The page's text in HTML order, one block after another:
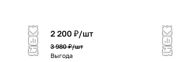
2 200 ₽/шт
3 980 ₽/шт
Выгода